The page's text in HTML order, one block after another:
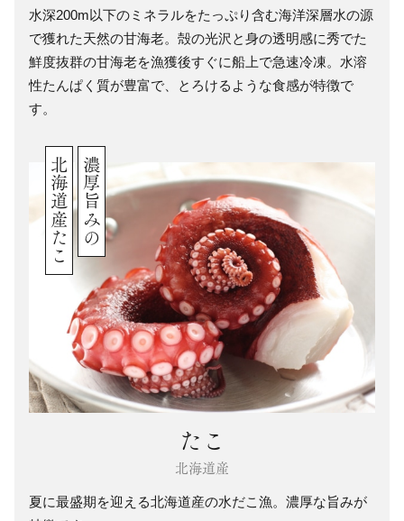
水深200m以下のミネラルをたっぷり含む海洋深層水の源
で獲れた天然の甘海老。殻の光沢と身の透明感に秀でた
鮮度抜群の甘海老を漁獲後すぐに船上で急速冷凍。水溶
性たんぱく質が豊富で、とろけるような食感が特徴で
す。
濃厚旨みの
北海道産たこ
たこ
北海道産
夏に最盛期を迎える北海道産の水だこ漁。濃厚な旨みが